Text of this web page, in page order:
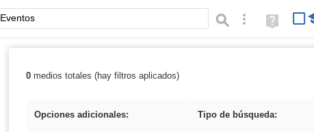
Palabra o frase: Búsqueda avanzada
Ayuda
(en
Resultados de: Eventos
0medios totales (hay filtros aplicados)
Opciones adicionales: Tipo de búsqueda: